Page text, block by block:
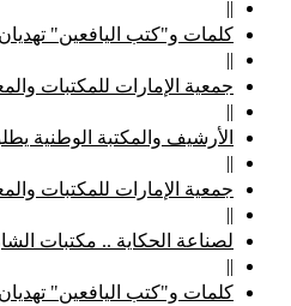
||
كلمات و"كتب اليافعين" تهديان 350 كتاباً لأطفال "الإمارات الإنسانية"
||
جمعية الإمارات للمكتبات
||
الأرشيف والمكتبة الوطنية
||
جمعية الإمارات للمكتبات
||
لصناعة الحكاية .. مكتبات
||
كلمات و"كتب اليافعين" تهديان 350 كتاباً لأطفال "الإمارات الإنسانية"